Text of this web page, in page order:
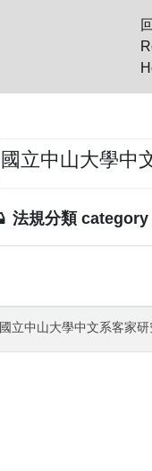
國立中山大學中
法規分類 category
國立中山大學中文系客家